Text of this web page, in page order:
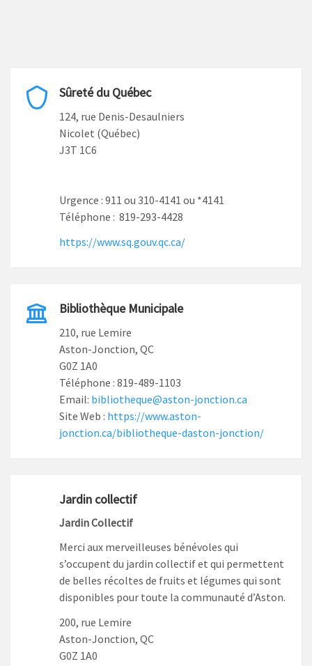
Sûreté du Québec
124, rue Denis-Desaulniers
Nicolet (Québec)
J3T 1C6
Urgence : 911 ou 310-4141 ou *4141
Téléphone : 819-293-4428
https://www.sq.gouv.qc.ca/
Bibliothèque Municipale
210, rue Lemire
Aston-Jonction, QC
G0Z 1A0
Téléphone : 819-489-1103
Email: bibliotheque@aston-jonction.ca
Site Web : https://www.aston-
jonction.ca/bibliotheque-daston-jonction/
Jardin collectif
Jardin Collectif
Merci aux merveilleuses bénévoles qui
s’occupent du jardin collectif et qui permettent
de belles récoltes de fruits et légumes qui sont
disponibles pour toute la communauté d’Aston.
200, rue Lemire
Aston-Jonction, QC
G0Z 1A0